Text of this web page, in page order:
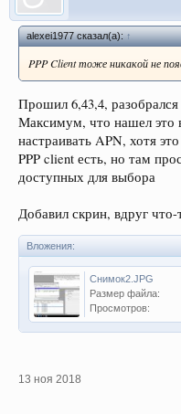
alexei1977 сказал(а):↑
PPP Client тоже никакой не
Прошил 6,43,4,
Максимум, что нашел это
настраивать APN, хотя
PPP client есть, но там
доступных для выбора
Добавил скрин, вдруг
Вложения:
Снимок2.JPG
Размер файла:
Просмотров:
13 ноя 2018